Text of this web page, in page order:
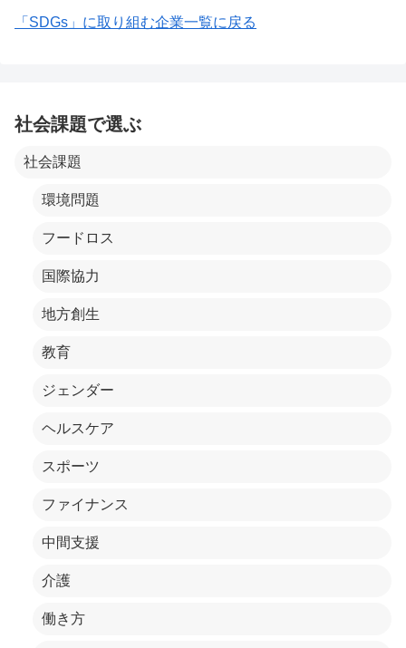
「SDGs」に取り組む企業一覧に戻る
社会課題で選ぶ
社会課題
環境問題
フードロス
国際協力
地方創生
教育
ジェンダー
ヘルスケア
スポーツ
ファイナンス
中間支援
介護
働き方